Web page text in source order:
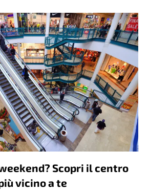
Scopri il centro
vicino a te